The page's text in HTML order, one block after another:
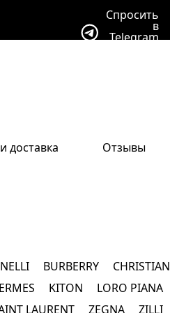
Спросить
в
Telegram
доставка Отзывы
BURBERRY
KITON LORO PIANA
LAURENT ZEGNA ZILLI